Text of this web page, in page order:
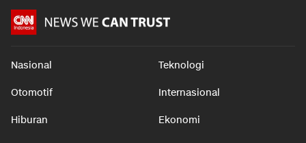
Nasional Teknologi
Otomotif Internasional
Hiburan Ekonomi